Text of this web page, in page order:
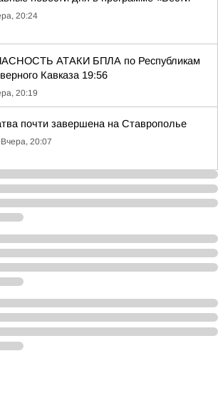
20:24
АТАКИ БПЛА по Республикам
Кавказа 19:56
20:19
почти завершена на Ставрополье
Вчера, 20:07